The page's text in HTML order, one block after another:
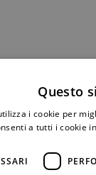
Questo
i cookie per
a tutti i cookie